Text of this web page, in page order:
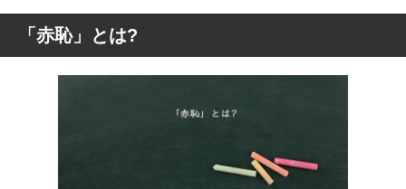
「赤恥」とは?
「赤恥」を使った例文や短文など
「赤恥」の類語や類義語・言い換え
「赤恥」とは?